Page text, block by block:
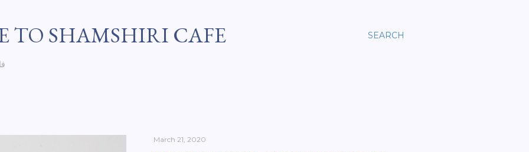
SEARCH
TO SHAMSHIRI CAFE
March 21, 2020